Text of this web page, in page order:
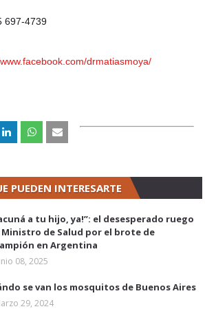
697-4739
drmatiasmoya/
PUEDEN INTERESARTE
a tu hijo, ya!”: el desesperado ruego
Ministro de Salud por el brote de
en Argentina
08, 2025
se van los mosquitos de Buenos Aires
29, 2024